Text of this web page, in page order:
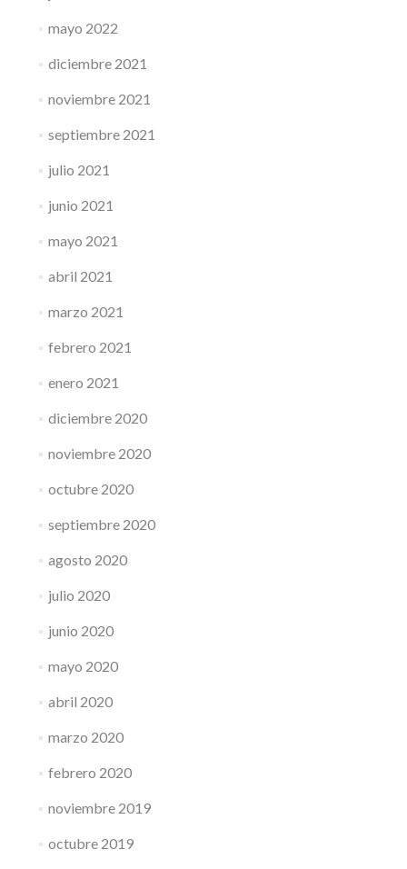
mayo 2022
diciembre 2021
noviembre 2021
septiembre 2021
julio 2021
junio 2021
mayo 2021
abril 2021
marzo 2021
febrero 2021
enero 2021
diciembre 2020
noviembre 2020
octubre 2020
septiembre 2020
agosto 2020
julio 2020
junio 2020
mayo 2020
abril 2020
marzo 2020
febrero 2020
noviembre 2019
octubre 2019